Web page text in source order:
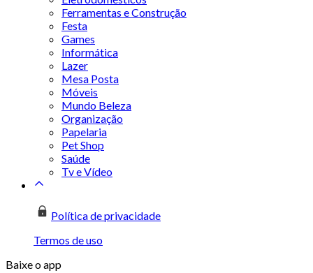
Ferramentas e Construção
Festa
Games
Informática
Lazer
Mesa Posta
Móveis
Mundo Beleza
Organização
Papelaria
Pet Shop
Saúde
Tv e Vídeo
Política de privacidade
Termos de uso
Baixe o app